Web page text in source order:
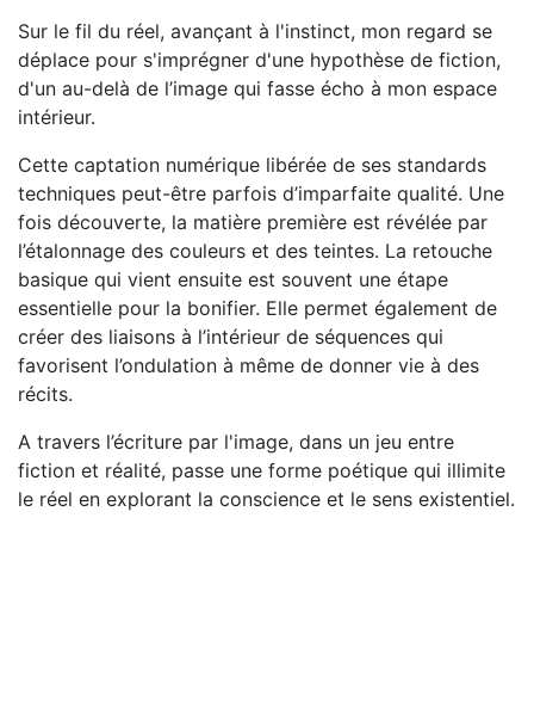
Sur le fil du réel, avançant à l'instinct, mon regard se
déplace pour s'imprégner d'une hypothèse de fiction,
d'un au-delà de l’image qui fasse écho à mon espace
intérieur.
Cette captation numérique libérée de ses standards
techniques peut-être parfois d’imparfaite qualité. Une
fois découverte, la matière première est révélée par
l’étalonnage des couleurs et des teintes. La retouche
basique qui vient ensuite est souvent une étape
essentielle pour la bonifier. Elle permet également de
créer des liaisons à l’intérieur de séquences qui
favorisent l’ondulation à même de donner vie à des
récits.
A travers l’écriture par l'image, dans un jeu entre
fiction et réalité, passe une forme poétique qui illimite
le réel en explorant la conscience et le sens existentiel.